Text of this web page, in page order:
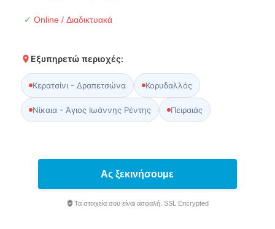
✓ Online / Διαδικτυακά
Εξυπηρετώ περιοχές:
Κερατσίνι - Δραπετσώνα Κορυδαλλός
Νίκαια - Άγιος Ιωάννης Ρέντης Πειραιάς
Ας ξεκινήσουμε
Τα στοιχεία σου είναι ασφαλή. SSL Encrypted